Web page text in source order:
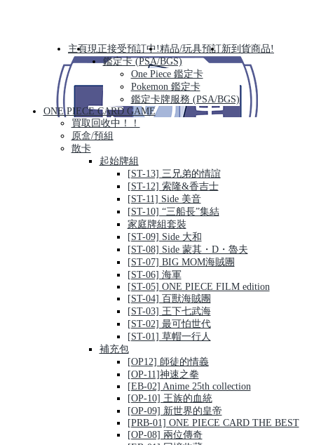
主頁現正接受預訂中!精品/玩具預訂新到貨商品!
鑑定卡 (PSA/BGS)
One Piece 鑑定卡
Pokemon 鑑定卡
鑑定卡牌服務 (PSA/BGS)
ONE PIECE CARD GAME
買取回收中！！
原盒/預組
散卡
起始牌組
[ST-13] 三兄弟的情誼
[ST-12] 索隆&香吉士
[ST-11] Side 美音
[ST-10] “三船長”集結
家庭牌組套裝
[ST-09] Side 大和
[ST-08] Side 蒙其・D・魯夫
[ST-07] BIG MOM海賊團
[ST-06] 海軍
[ST-05] ONE PIECE FILM edition
[ST-04] 百獸海賊團
[ST-03] 王下七武海
[ST-02] 最可怕世代
[ST-01] 草帽一行人
補充包
[OP12] 師徒的情義
[OP-11]神速之拳
[EB-02] Anime 25th collection
[OP-10] 王族的血統
[OP-09] 新世界的皇帝
[PRB-01] ONE PIECE CARD THE BEST
[OP-08] 兩位傳奇